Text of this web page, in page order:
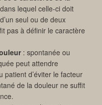
lequel celle-ci doit
seul ou de deux
pas à définir le caractère
: spontanée ou
peut attendre
patient d’éviter le facteur
de la douleur ne suffit